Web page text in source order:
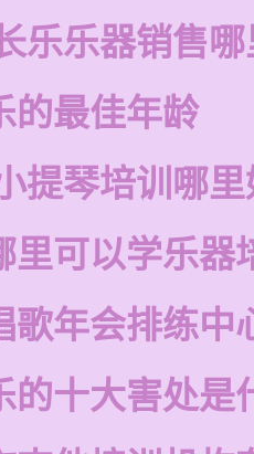
乐乐器销售
的最佳年龄
提琴培训哪
里可以学乐器
歌年会排练中
的十大害处是